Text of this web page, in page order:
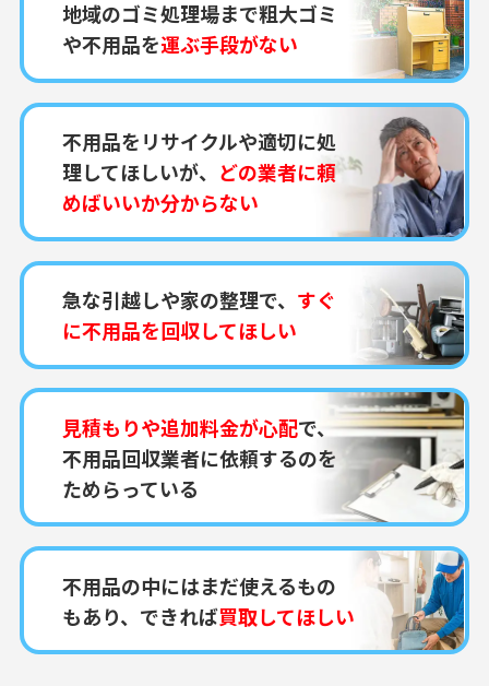
地域のゴミ処理場まで粗大ゴミ
や不用品を運ぶ手段がない
不用品をリサイクルや適切に処
理してほしいが、 どの業者に頼
めばいいか分からない
急な引越しや家の整理で、 すぐ
に不用品を回収してほしい
見積もりや追加料金が心配で、
不用品回収業者に依頼するのを
ためらっている
不用品の中にはまだ使えるもの
もあり、できれば買取してほしい